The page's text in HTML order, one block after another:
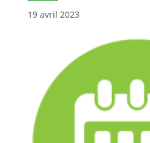
19 avril 2023